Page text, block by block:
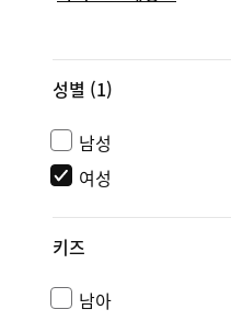
성별 (1)
남성
여성
키즈
남아